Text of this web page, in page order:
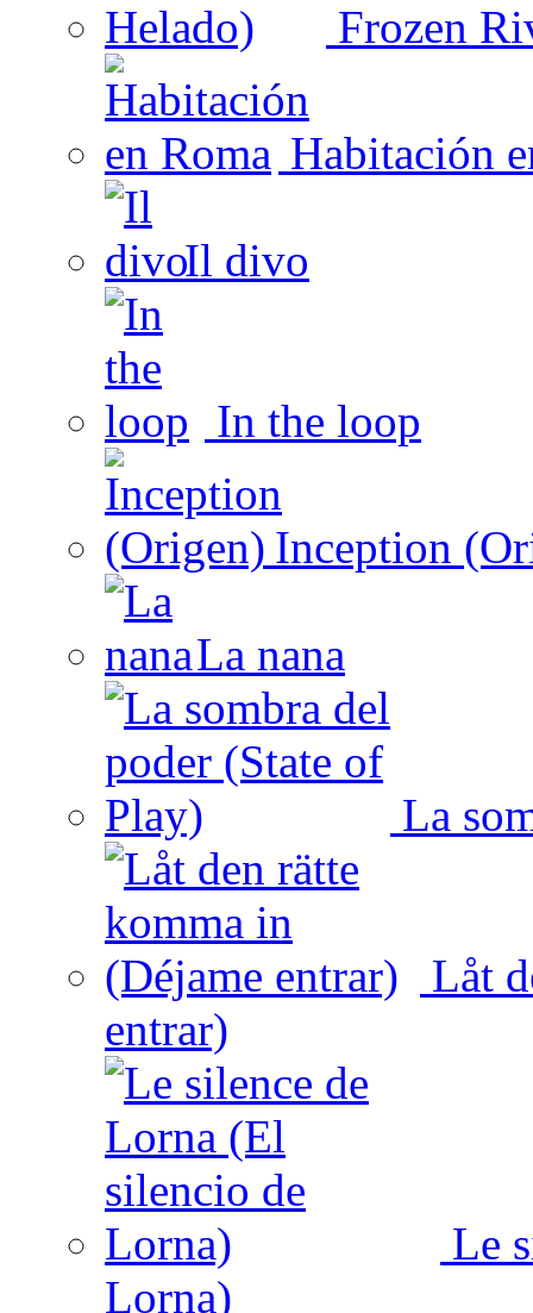
Frozen
Habitación
Il divo
In the loop
Inception
La nana
La
Låt
entrar)
Le
Lorna)